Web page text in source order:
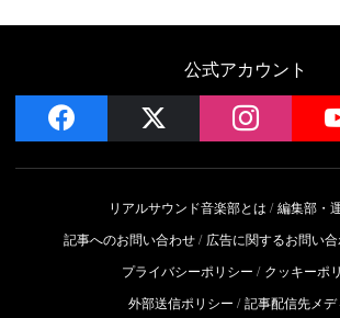
公式アカウント
facebook
リアルサウンド音楽部とは
編集部・
記事へのお問い合わせ
広告に関するお問い
プライバシーポリシー
クッキーポ
外部送信ポリシー
記事配信先メデ